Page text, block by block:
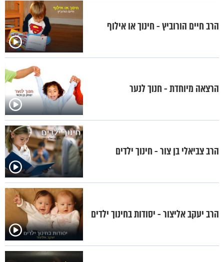
הרב חיים הורוביץ - חינוך או אילוף
הרצאה מיוחדת - חנוך לנער
הרב צביאלי בן צור - חינוך ילדים
הרב יעקב אליצור - יסודות בחינוך ילדים